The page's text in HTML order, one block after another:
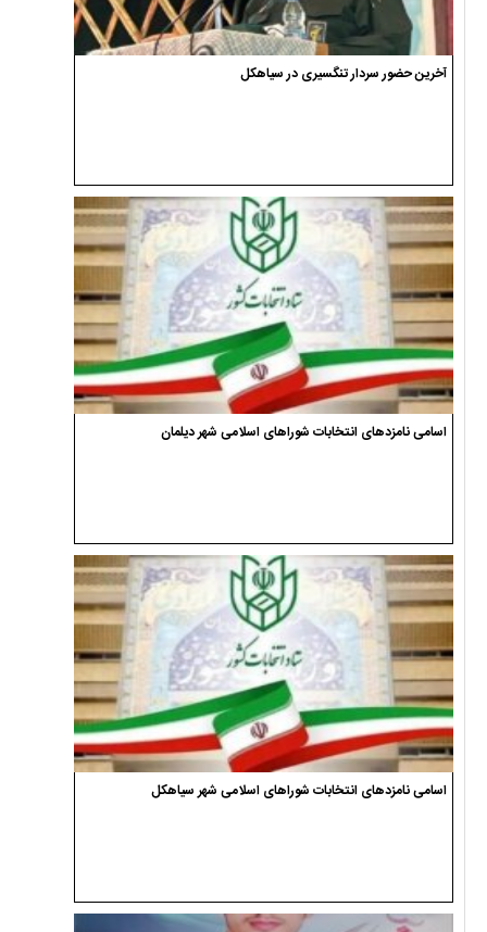
آخرین حضور سردار تنگسیری در سیاهکل
اسامی نامزدهای انتخابات شوراهای اسلامی شهر دیلمان
اسامی نامزدهای انتخابات شوراهای اسلامی شهر سیاهکل